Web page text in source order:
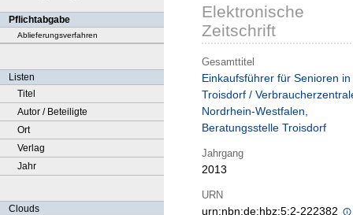
Pflichtabgabe
Ablieferungsverfahren
Listen
Titel
Autor / Beteiligte
Ort
Verlag
Jahr
Clouds
Elektronische
Zeitschrift
Gesamttitel
Einkaufsführer für Senioren in
Troisdorf /
Nordrhein-Westfalen,
Beratungsstelle Troisdorf
Jahrgang
2013
URN
urn:nbn:de:hbz:5:2-222382